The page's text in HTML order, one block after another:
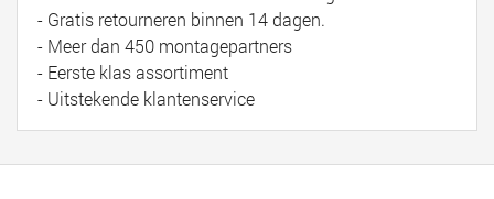
- Gratis retourneren binnen 14 dagen.
- Meer dan 450 montagepartners
- Eerste klas assortiment
- Uitstekende klantenservice